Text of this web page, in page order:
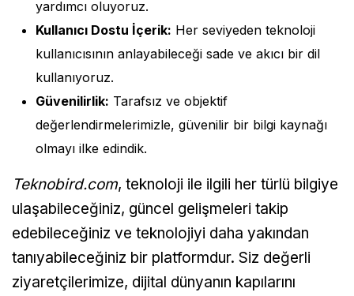
yardımcı oluyoruz.
Kullanıcı Dostu İçerik: Her seviyeden teknoloji
kullanıcısının anlayabileceği sade ve akıcı bir dil
kullanıyoruz.
Güvenilirlik: Tarafsız ve objektif
değerlendirmelerimizle, güvenilir bir bilgi kaynağı
olmayı ilke edindik.
Teknobird.com, teknoloji ile ilgili her türlü bilgiye
ulaşabileceğiniz, güncel gelişmeleri takip
edebileceğiniz ve teknolojiyi daha yakından
tanıyabileceğiniz bir platformdur. Siz değerli
ziyaretçilerimize, dijital dünyanın kapılarını